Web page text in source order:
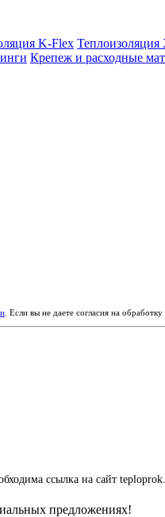
K-Flex Теплоизоляция
Крепеж и расходные
. Если вы не даете согласия на
ссылка на сайт
предложениях!